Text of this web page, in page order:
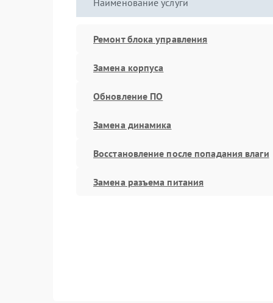
Наименование услуги
Ремонт блока управления
Замена корпуса
Обновление ПО
Замена динамика
Восстановление после попадания влаги
Замена разъема питания